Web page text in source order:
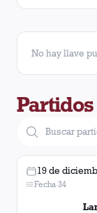
Angel
Julio Roca
Atilio Duca
Alfredo Luaces
No hay llave
Partidos
19 de
Fecha 34